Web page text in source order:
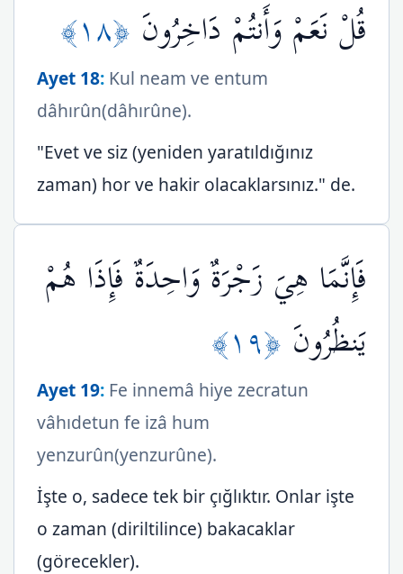
قُلْ نَعَمْ وَأَنتُمْ دَاخِرُونَ ﴿١٨﴾
Ayet 18: Kul neam ve entum
dâhırûn(dâhırûne).
"Evet ve siz (yeniden yaratıldığınız
zaman) hor ve hakir olacaklarsınız." de.
فَإِنَّمَا هِيَ زَجْرَةٌ وَاحِدَةٌ فَإِذَا هُمْ
يَنظُرُونَ ﴿١٩﴾
Ayet 19: Fe innemâ hiye zecratun
vâhıdetun fe izâ hum
yenzurûn(yenzurûne).
İşte o, sadece tek bir çığlıktır. Onlar işte
o zaman (diriltilince) bakacaklar
(görecekler).